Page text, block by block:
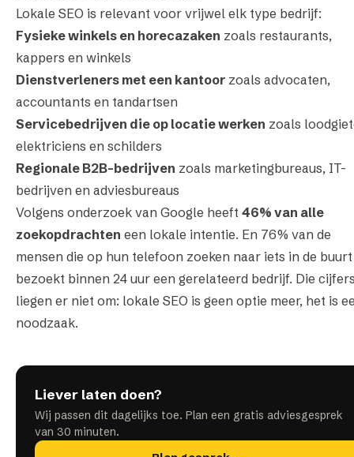
Lokale SEO is relevant voor vrijwel elk type bedrijf:
Fysieke winkels en horecazaken zoals restaurants,
kappers en winkels
Dienstverleners met een kantoor zoals advocaten,
accountants en tandartsen
Servicebedrijven die op locatie werken zoals
elektriciens en schilders
Regionale B2B-bedrijven zoals marketingbureaus, IT-
bedrijven en adviesbureaus
Volgens onderzoek van Google heeft 46% van alle
zoekopdrachten een lokale intentie. En 76% van de
mensen die op hun telefoon zoeken naar iets in de
bezoekt binnen 24 uur een gerelateerd bedrijf. Die
liegen er niet om: lokale SEO is geen optie meer, het is
noodzaak.
Liever laten doen?
Wij passen dit dagelijks toe. Plan een gratis adviesgesprek
van 30 minuten.